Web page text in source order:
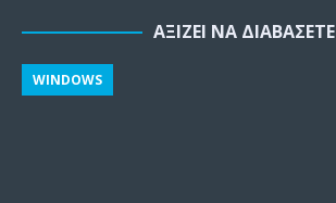
ΑΞΊΖΕΙ ΝΑ ΔΙΑΒΆΣΕΤΕ
WINDOWS